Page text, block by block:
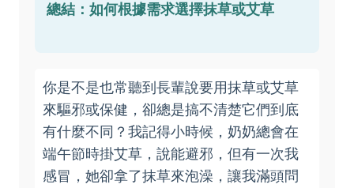
總結：如何根據需求選擇抹草或艾草
你是不是也常聽到長輩說要用抹草或艾草
來驅邪或保健，卻總是搞不清楚它們到底
有什麼不同？我記得小時候，奶奶總會在
端午節時掛艾草，說能避邪，但有一次我
感冒，她卻拿了抹草來泡澡，讓我滿頭問